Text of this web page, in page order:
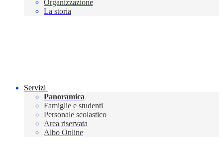
Organizzazione
La storia
Servizi
Panoramica
Famiglie e studenti
Personale scolastico
Area riservata
Albo Online